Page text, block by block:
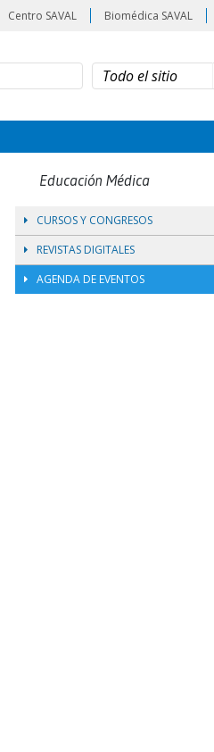
Centro SAVAL Biomédica SAVAL
Educación Médica
CURSOS Y CONGRESOS
REVISTAS DIGITALES
AGENDA DE EVENTOS